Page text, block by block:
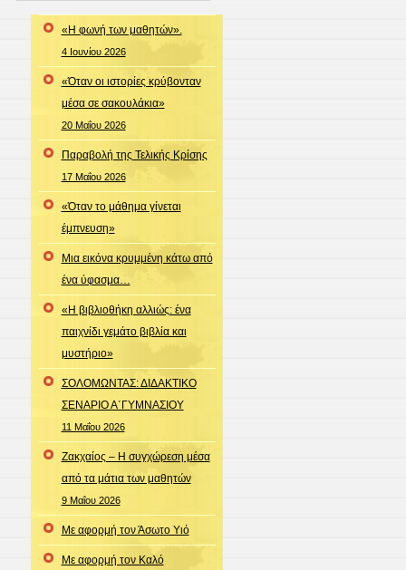
«Η φωνή των μαθητών».
4 Ιουνίου 2026
«Όταν οι ιστορίες κρύβονταν
μέσα σε σακουλάκια»
20 Μαΐου 2026
Παραβολή της Τελικής Κρίσης
17 Μαΐου 2026
«Όταν το μάθημα γίνεται
έμπνευση»
Μια εικόνα κρυμμένη κάτω από
ένα ύφασμα…
«Η βιβλιοθήκη αλλιώς: ένα
παιχνίδι γεμάτο βιβλία και
μυστήριο»
ΣΟΛΟΜΩΝΤΑΣ: ΔΙΔΑΚΤΙΚΟ
ΣΕΝΑΡΙΟ Α΄ΓΥΜΝΑΣΙΟΥ
11 Μαΐου 2026
Ζακχαίος – Η συγχώρεση μέσα
από τα μάτια των μαθητών
9 Μαΐου 2026
Με αφορμή τον Άσωτο Υιό
Με αφορμή τον Καλό